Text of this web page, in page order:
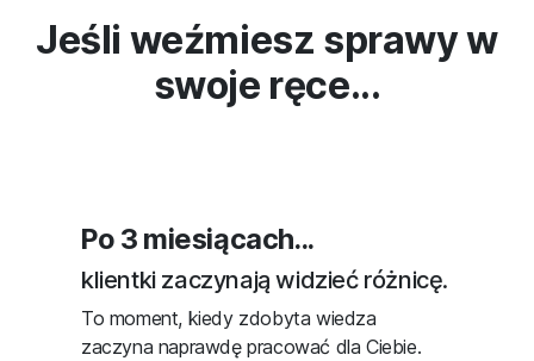
Jeśli weźmiesz sprawy w
swoje ręce...
A po pół roku...
jesteś stylistką, której ufa się od
pierwszego spotkania.
Potrafisz poradzić sobie z niemal każdą